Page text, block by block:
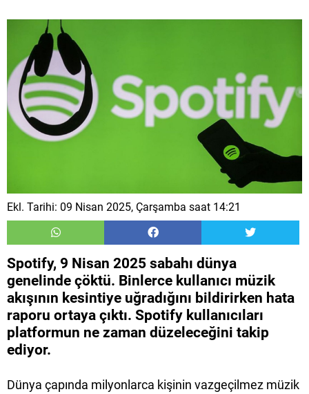
Ekl. Tarihi: 09 Nisan 2025, Çarşamba saat 14:21
Spotify, 9 Nisan 2025 sabahı dünya
genelinde çöktü. Binlerce kullanıcı müzik
akışının kesintiye uğradığını bildirirken hata
raporu ortaya çıktı. Spotify kullanıcıları
platformun ne zaman düzeleceğini takip
ediyor.
Dünya çapında milyonlarca kişinin vazgeçilmez müzik